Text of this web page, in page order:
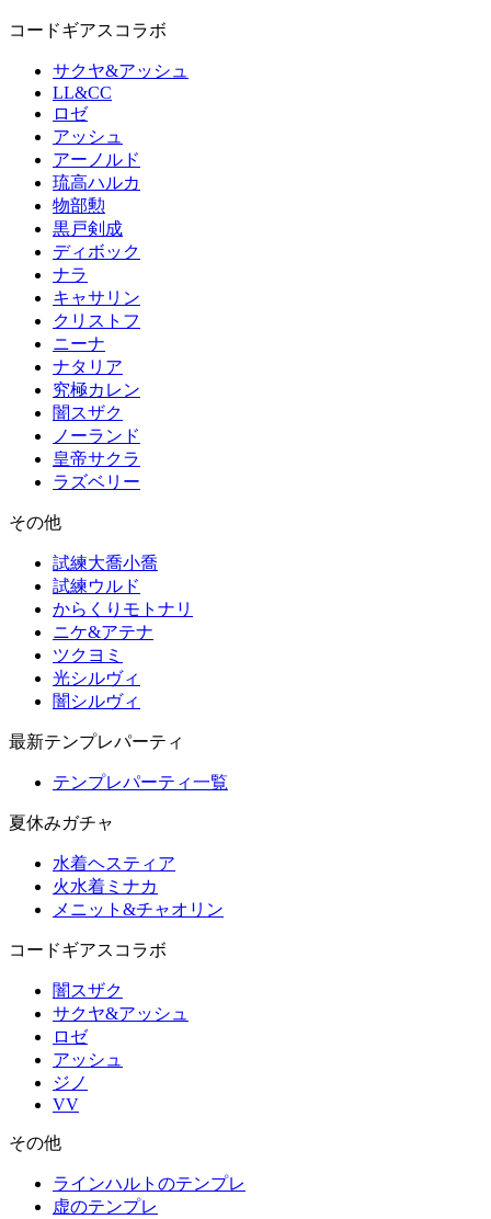
コードギアスコラボ
サクヤ&アッシュ
LL&CC
ロゼ
アッシュ
アーノルド
琉高ハルカ
物部勲
黒戸剣成
ディボック
ナラ
キャサリン
クリストフ
ニーナ
ナタリア
究極カレン
闇スザク
ノーランド
皇帝サクラ
ラズベリー
その他
試練大喬小喬
試練ウルド
からくりモトナリ
ニケ&アテナ
ツクヨミ
光シルヴィ
闇シルヴィ
最新テンプレパーティ
テンプレパーティ一覧
夏休みガチャ
水着ヘスティア
火水着ミナカ
メニット&チャオリン
コードギアスコラボ
闇スザク
サクヤ&アッシュ
ロゼ
アッシュ
ジノ
VV
その他
ラインハルトのテンプレ
虚のテンプレ